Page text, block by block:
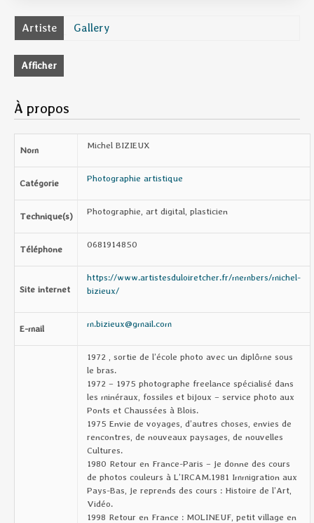
Artiste Gallery
Afficher
À propos
Nom Michel BIZIEUX
Catégorie Photographie artistique
Technique(s) Photographie, art digital, plasticien
Téléphone 0681914850
Site internet
https://www.artistesduloiretcher.fr/members/michel-
bizieux/
E-mail m.bizieux@gmail.com
1972 , sortie de l’école photo avec un diplôme sous
le bras.
1972 – 1975 photographe freelance spécialisé dans
les minéraux, fossiles et bijoux – service photo aux
Ponts et Chaussées à Blois.
1975 Envie de voyages, d’autres choses, envies de
rencontres, de nouveaux paysages, de nouvelles
Cultures.
1980 Retour en France-Paris – je donne des cours
de photos couleurs à L’IRCAM.1981 Immigration aux
Pays-Bas, je reprends des cours : Histoire de l’Art,
Vidéo.
1998 Retour en France : MOLINEUF, petit village en